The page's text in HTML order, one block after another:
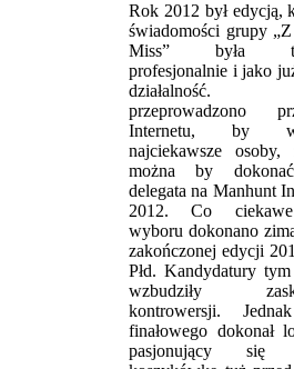
Rok 2012 był edycją,
świadomości grupy
Miss” była
profesjonalnie i jako
działalność.
przeprowadzono
Internetu, by
najciekawsze
można by
delegata na Manhunt
2012. Co
wyboru dokonano
zakończonej edycji
Płd. Kandydatury
wzbudziły
kontrowersji.
finałowego dokonał
pasjonujący